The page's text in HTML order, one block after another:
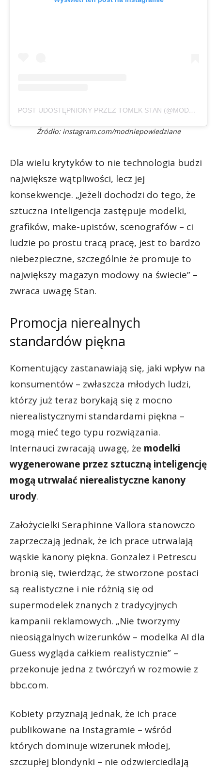
POST UDOSTĘPNIONY PRZEZ TOMEK STAN (@MODNIEPOWIEDZIANE)
Źródło: instagram.com/modniepowiedziane
Dla wielu krytyków to nie technologia budzi
największe wątpliwości, lecz jej
konsekwencje. „Jeżeli dochodzi do tego, że
sztuczna inteligencja zastępuje modelki,
grafików, make-upistów, scenografów – ci
ludzie po prostu tracą pracę, jest to bardzo
niebezpieczne, szczególnie że promuje to
największy magazyn modowy na świecie” –
zwraca uwagę Stan.
Promocja nierealnych
standardów piękna
Komentujący zastanawiają się, jaki wpływ na
konsumentów – zwłaszcza młodych ludzi,
którzy już teraz borykają się z mocno
nierealistycznymi standardami piękna –
mogą mieć tego typu rozwiązania.
Internauci zwracają uwagę, że modelki
wygenerowane przez sztuczną inteligencję
mogą utrwalać nierealistyczne kanony
urody.
Założycielki Seraphinne Vallora stanowczo
zaprzeczają jednak, że ich prace utrwalają
wąskie kanony piękna. Gonzalez i Petrescu
bronią się, twierdząc, że stworzone postaci
są realistyczne i nie różnią się od
supermodelek znanych z tradycyjnych
kampanii reklamowych. „Nie tworzymy
nieosiągalnych wizerunków – modelka AI dla
Guess wygląda całkiem realistycznie” –
przekonuje jedna z twórczyń w rozmowie z
bbc.com.
Kobiety przyznają jednak, że ich prace
publikowane na Instagramie – wśród
których dominuje wizerunek młodej,
szczupłej blondynki – nie odzwierciedlają